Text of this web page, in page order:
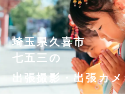
埼玉県久喜市
七五三の
出張撮影・出張カ